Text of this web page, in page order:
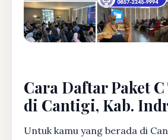
Cara Daftar Paket
di Cantigi, Kab.
Untuk kamu yang berada di